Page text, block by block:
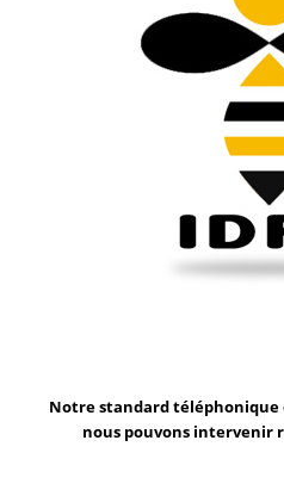
Notre standard téléphonique
nous pouvons intervenir